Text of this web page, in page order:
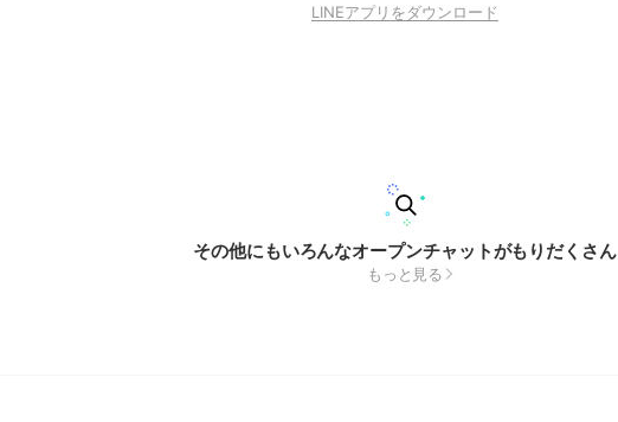
LINEアプリをダウンロード
その他にもいろんなオープンチャットがもりだくさん
もっと見る